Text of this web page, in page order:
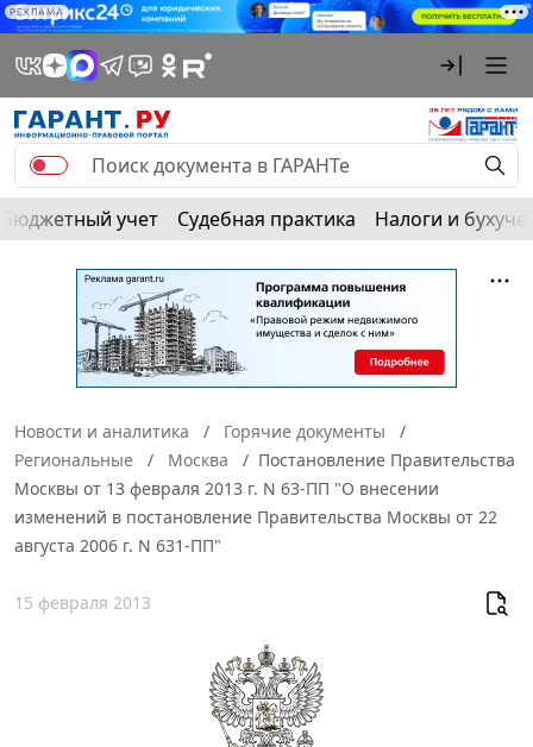
РЕКЛАМА
Бюджетный учет Судебная практика Налоги и
Новости и аналитика
Горячие документы
Региональные
Москва
Постановление Правительства
Москвы от 13 февраля 2013 г. N 63-ПП "О внесении
изменений в постановление Правительства Москвы от 22
августа 2006 г. N 631-ПП"
15 февраля 2013